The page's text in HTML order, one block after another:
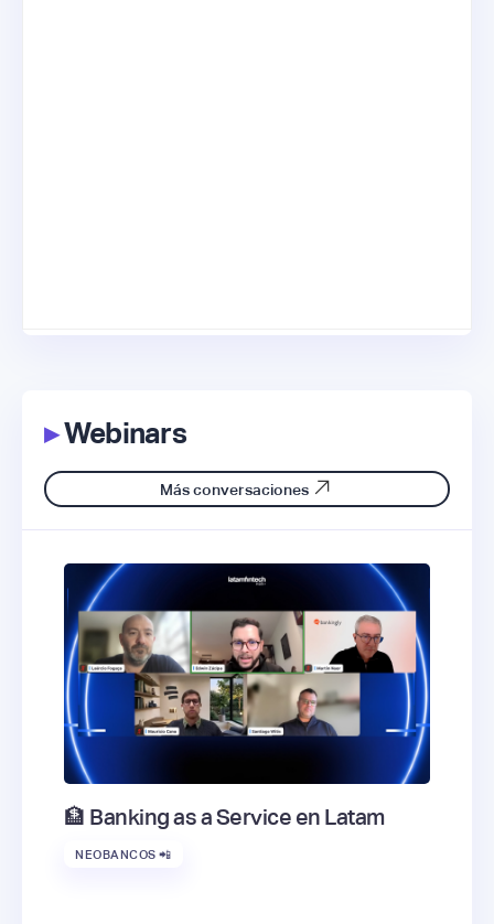
▸Webinars
Más conversaciones
🏦 Banking as a Service en Latam
NEOBANCOS 📲